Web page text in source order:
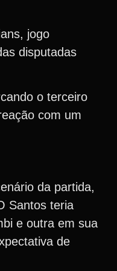
jogo
disputadas
o terceiro
com um
da partida,
Santos teria
e outra em sua
de